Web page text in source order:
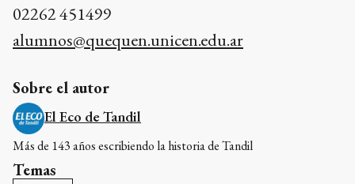
02262 451499
alumnos@quequen.unicen.edu.ar
Sobre el autor
El Eco de Tandil
Más de 143 años escribiendo la historia de Tandil
Temas